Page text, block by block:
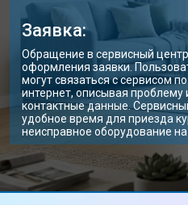
Заявка:
Обращение в сервисный
оформления заявки.
могут связаться с сервисом
интернет, описывая проблему
контактные данные.
удобное время для приезда
неисправное оборудование на